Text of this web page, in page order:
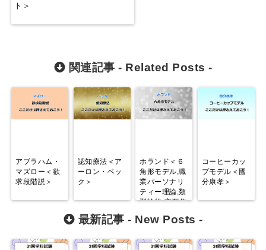
ト＞
関連記事 - Related Posts -
アブラハム・
マズロー＜欲
求段階説＞
認知療法＜ア
ーロン・ベッ
ク＞
ホランド＜６
角形モデル,職
業パーソナリ
ティー理論,類
型論的‐交互作
コーヒーカッ
プモデル＜國
分康孝＞
最新記事 - New Posts -